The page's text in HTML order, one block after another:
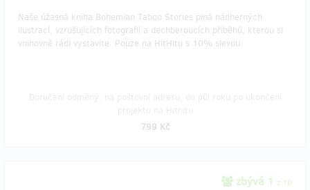
Naše úžasná kniha Bohemian Taboo Stories plná nádherných
ilustrací, vzrušujících fotografií a dechberoucích příběhů, kterou si
vnihovně rádi vystavíte. Pouze na HitHitu s 10% slevou.
799 Kč
zbývá 1 z 10